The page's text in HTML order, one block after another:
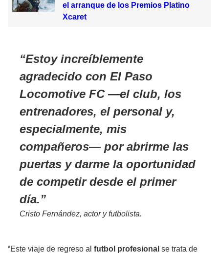
el arranque de los Premios Platino
Xcaret
Estoy increíblemente
agradecido con El Paso
Locomotive FC —el club, los
entrenadores, el personal y,
especialmente, mis
compañeros— por abrirme las
puertas y darme la oportunidad
de competir desde el primer
día.
Cristo Fernández, actor y futbolista.
“Este viaje de regreso al futbol profesional se trata de